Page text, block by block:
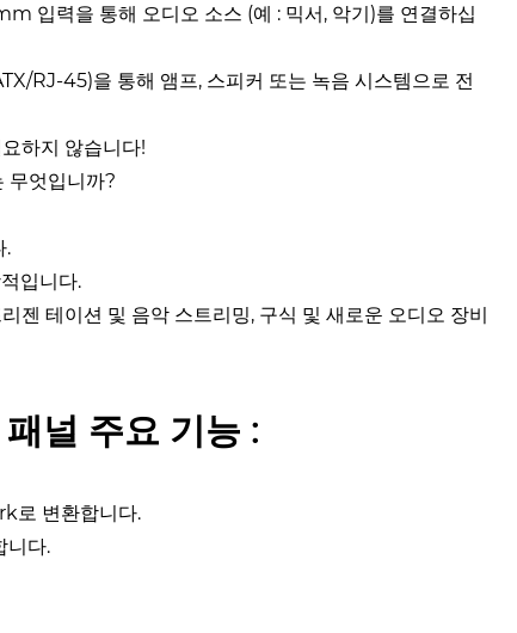
입력을 통해 오디오 소스 (예 : 믹서, 악기)를 연결하십
RJ-45)을 통해 앰프, 스피커 또는 녹음 시스템으로 전
하지 않습니다!
엇입니까?
.
입니다.
테이션 및 음악 스트리밍, 구식 및 새로운 오디오 장비
널 주요 기능 :
로 변환합니다.
니다.